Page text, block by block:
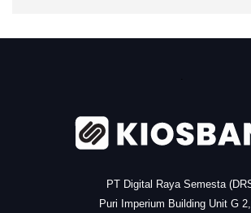
PT Digital Raya Semesta
Puri Imperium Building Unit G